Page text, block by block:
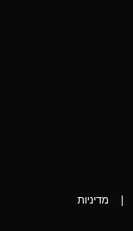
|
מדיניות